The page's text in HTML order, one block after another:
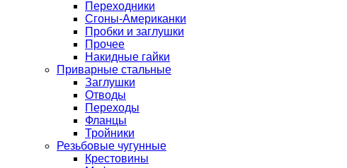
Переходники
Сгоны-Американки
Пробки и заглушки
Прочее
Накидные гайки
Приварные стальные
Заглушки
Отводы
Переходы
Фланцы
Тройники
Резьбовые чугунные
Крестовины